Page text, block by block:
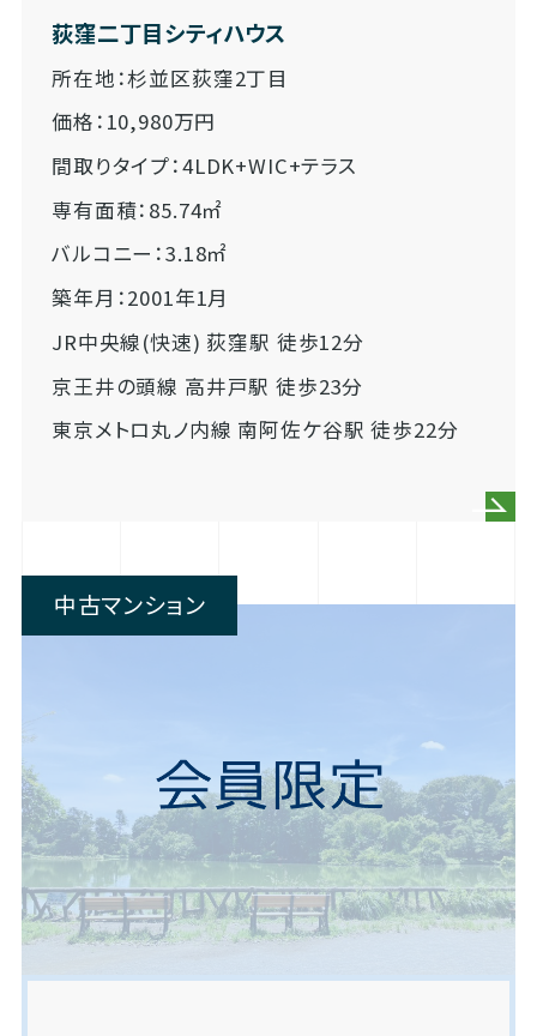
荻窪二丁目シティハウス
所在地：杉並区荻窪2丁目
価格：10,980万円
間取りタイプ：4LDK+WIC+テラス
専有面積：85.74㎡
バルコニー：3.18㎡
築年月：2001年1月
JR中央線(快速) 荻窪駅 徒歩12分
京王井の頭線 高井戸駅 徒歩23分
東京メトロ丸ノ内線 南阿佐ケ谷駅 徒歩22分
中古マンション